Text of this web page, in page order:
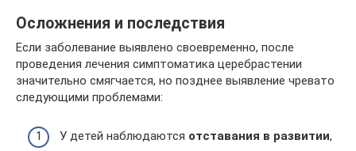
Осложнения и последствия
Если заболевание выявлено своевременно, после
проведения лечения симптоматика церебрастении
значительно смягчается, но позднее выявление чревато
следующими проблемами:
У детей наблюдаются отставания в развитии,